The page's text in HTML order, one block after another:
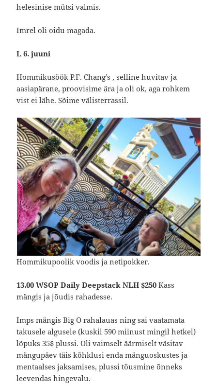
helesinise mütsi valmis.
Imrel oli oidu magada.
L 6. juuni
Hommikusöök P.F. Chang’s , selline huvitav ja
aasiapärane, proovisime ära ja oli ok, aga rohkem
vist ei lähe. Sõime välisterrassil.
Hommikupoolik voodis ja netipokker.
13.00 WSOP Daily Deepstack NLH $250 Kass
mängis ja jõudis rahadesse.
Imps mängis Big O rahalauas ning sai vaatamata
takusele algusele (kuskil 590 miinust mingil hetkel)
lõpuks 35$ plussi. Oli vaimselt äärmiselt väsitav
mängupäev täis kõhklusi enda mänguoskustes ja
mentaalses jaksamises, plussi tõusmine õnneks
leevendas hingevalu.